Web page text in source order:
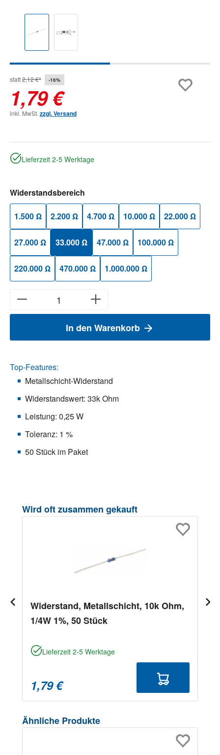
statt2,12 €* -16%
1,79 €
inkl. MwSt. zzgl. Versand
Lieferzeit 2-5 Werktage
Widerstandsbereich
1.500 Ω 2.200 Ω 4.700 Ω 10.000 Ω 22.000 Ω
27.000 Ω 33.000 Ω 47.000 Ω 100.000 Ω
220.000 Ω 470.000 Ω 1.000.000 Ω
In den Warenkorb
Top-Features:
Metallschicht-Widerstand
Widerstandswert: 33k Ohm
Leistung: 0,25 W
Toleranz: 1 %
50 Stück im Paket
Produktgalerie überspringen
Wird oft zusammen gekauft
Widerstand, Metallschicht, 10k Ohm,
1/4W 1%, 50 Stück
Lieferzeit 2-5 Werktage
1,79 €
Produktgalerie überspringen
Ähnliche Produkte